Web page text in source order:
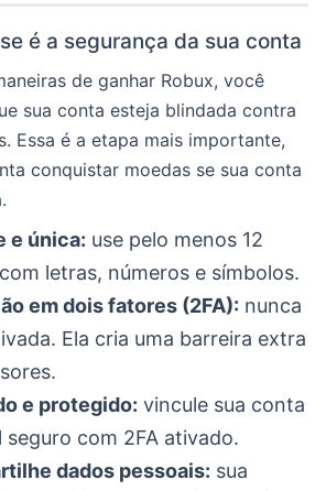
é a segurança da sua conta
de ganhar Robux, você
sua conta esteja blindada contra
Essa é a etapa mais importante,
conquistar moedas se sua conta
e única: use pelo menos 12
letras, números e símbolos.
em dois fatores (2FA): nunca
Ela cria uma barreira extra
e protegido: vincule sua conta
seguro com 2FA ativado.
dados pessoais: sua